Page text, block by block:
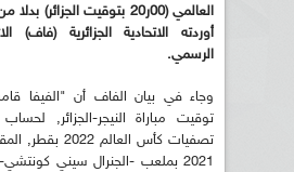
العالمي (00ر20 بتوقيت
أوردته الاتحادية الجزائرية (فاف)
الرسمي.
وجاء في بيان الفاف أن "الفيفا
توقيت مباراة النيجر-الجزائر,